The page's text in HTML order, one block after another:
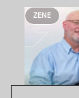
ZENE